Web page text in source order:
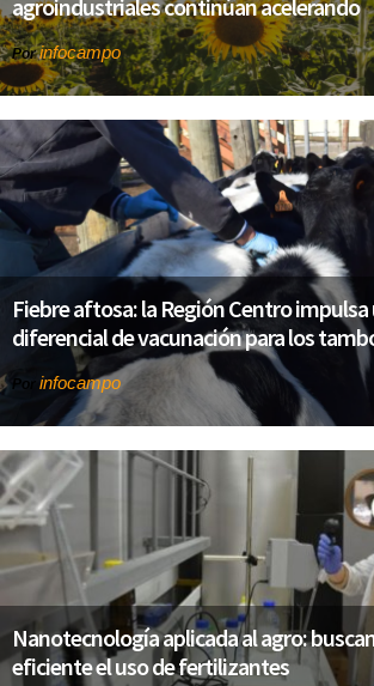
agroindustriales continúan acelerando
Porinfocampo
Fiebre aftosa: la Región Centro
diferencial de vacunación para los
Por infocampo
Nanotecnología aplicada al agro:
eficiente el uso de fertilizantes